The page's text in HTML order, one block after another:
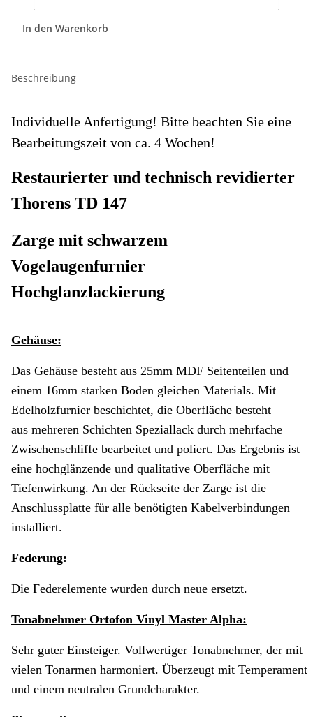
In den Warenkorb
Beschreibung
Individuelle Anfertigung! Bitte beachten Sie eine
Bearbeitungszeit von ca. 4 Wochen!
Restaurierter und technisch revidierter
Thorens TD 147
Zarge mit schwarzem
Vogelaugenfurnier
Hochglanzlackierung
Gehäuse:
Das Gehäuse besteht aus 25mm MDF Seitenteilen und
einem 16mm starken Boden gleichen Materials. Mit
Edelholzfurnier beschichtet, die Oberfläche besteht
aus mehreren Schichten Speziallack durch mehrfache
Zwischenschliffe bearbeitet und poliert. Das Ergebnis ist
eine hochglänzende und qualitative Oberfläche mit
Tiefenwirkung. An der Rückseite der Zarge ist die
Anschlussplatte für alle benötigten Kabelverbindungen
installiert.
Federung:
Die Federelemente wurden durch neue ersetzt.
Tonabnehmer Ortofon Vinyl Master Alpha:
Sehr guter Einsteiger. Vollwertiger Tonabnehmer, der mit
vielen Tonarmen harmoniert. Überzeugt mit Temperament
und einem neutralen Grundcharakter.